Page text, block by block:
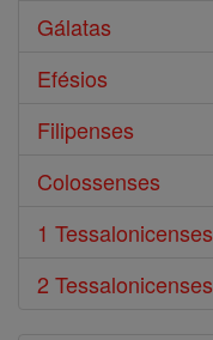
Gálatas
Efésios
Filipenses
Colossenses
1 Tessalonicenses
2 Tessalonicenses